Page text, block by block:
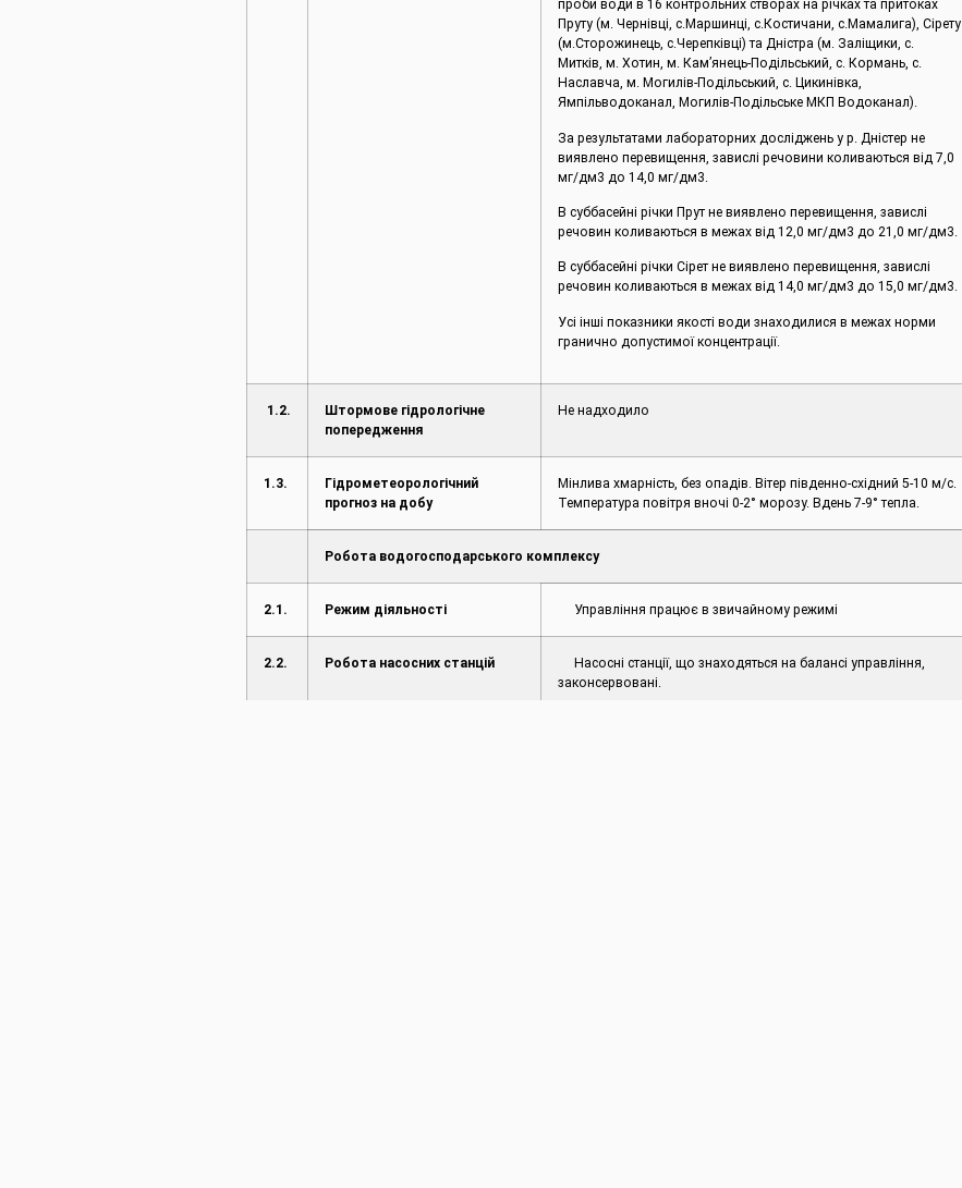
проби води в 16 контрольних створах на річках та притоках
Пруту (м. Чернівці, c.Маршинці, с.Костичани, с.Мамалига), Сірету
(м.Сторожинець, с.Черепківці) та Дністра (м. Заліщики, с.
Митків, м. Хотин, м. Кам’янець-Подільський, с. Кормань, с.
Наславча, м. Могилів-Подільський, с. Цикинівка,
Ямпільводоканал, Могилів-Подільське МКП Водоканал).
За результатами лабораторних досліджень у р. Дністер не
виявлено перевищення, завислі речовини коливаються від 7,0
мг/дм3 до 14,0 мг/дм3.
В суббасейні річки Прут не виявлено перевищення, завислі
речовин коливаються в межах від 12,0 мг/дм3 до 21,0 мг/дм3.
В суббасейні річки Сірет не виявлено перевищення, завислі
речовин коливаються в межах від 14,0 мг/дм3 до 15,0 мг/дм3.
Усі інші показники якості води знаходилися в межах норми
гранично допустимої концентрації.
1.2.
Штормове гідрологічне
попередження
Не надходило
1.3.
Гідрометеорологічний
прогноз на добу
Мінлива хмарність, без опадів. Вітер південно-східний 5-10 м/с.
Температура повітря вночі 0-2° морозу. Вдень 7-9° тепла.
Робота водогосподарського комплексу
2.1. Режим діяльності Управління працює в звичайному режимі
2.2. Робота насосних станцій
Насосні станції, що знаходяться на балансі управління,
законсервовані.